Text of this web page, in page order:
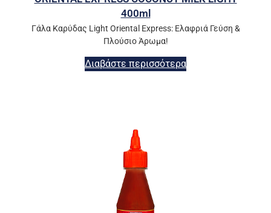
400ml
Γάλα Καρύδας Light Oriental Express: Ελαφριά Γεύση &
Πλούσιο Άρωμα!
Διαβάστε περισσότερα